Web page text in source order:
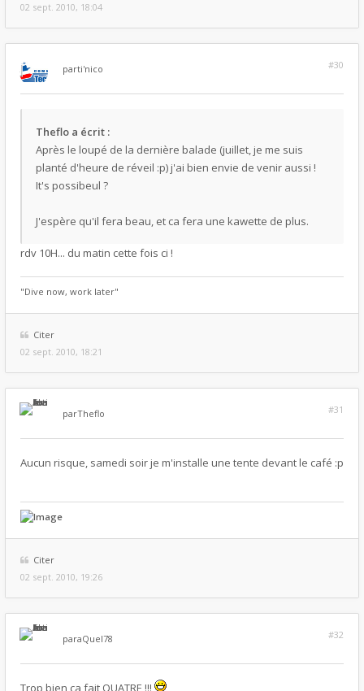
02 sept. 2010, 18:04
#30
parti'nico
Theflo a écrit :
Après le loupé de la dernière balade (juillet, je me suis
planté d'heure de réveil :p) j'ai bien envie de venir aussi !
It's possibeul ?
J'espère qu'il fera beau, et ca fera une kawette de plus.
rdv 10H... du matin cette fois ci !
"Dive now, work later"
Citer
02 sept. 2010, 18:21
#31
parTheflo
Aucun risque, samedi soir je m'installe une tente devant le café :p
Citer
02 sept. 2010, 19:26
#32
paraQuel78
Trop bien ça fait QUATRE !!!